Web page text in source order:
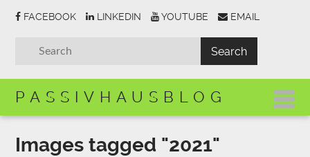
FACEBOOK LINKEDIN YOUTUBE EMAIL
PASSIVHAUSBLOG
Images tagged "2021"